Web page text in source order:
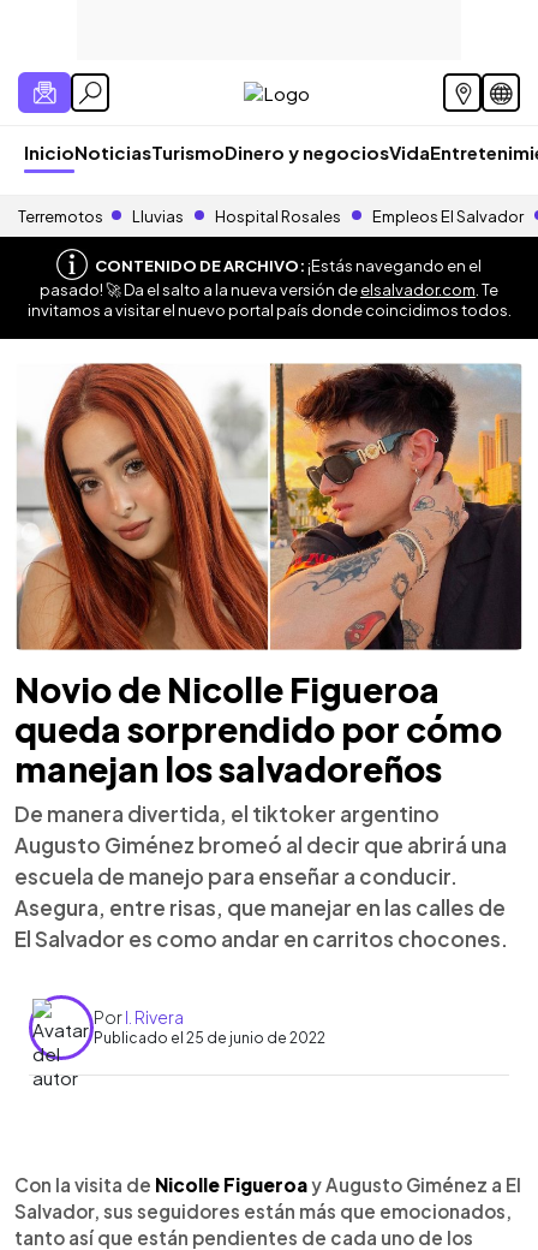
InicioNoticiasTurismoDinero y negociosVida
Terremotos Lluvias Hospital Rosales Empleos El Salvador
CONTENIDO DE ARCHIVO:¡Estás navegando en el
pasado! 🚀 Da el salto a la nueva versión deelsalvador.com . Te
invitamos a visitar el nuevo portal país donde coincidimos todos.
Novio de Nicolle Figueroa
queda sorprendido por cómo
manejan los salvadoreños
De manera divertida, el tiktoker argentino
Augusto Giménez bromeó al decir que abrirá una
escuela de manejo para enseñar a conducir.
Asegura, entre risas, que manejar en las calles de
El Salvador es como andar en carritos chocones.
PorI. Rivera
Publicado el 25 de junio de 2022
► Escuchar artículo
Con la visita de Nicolle Figueroay Augusto Giménez a El
Salvador, sus seguidores están más que emocionados,
tanto así que están pendientes de cada uno de los